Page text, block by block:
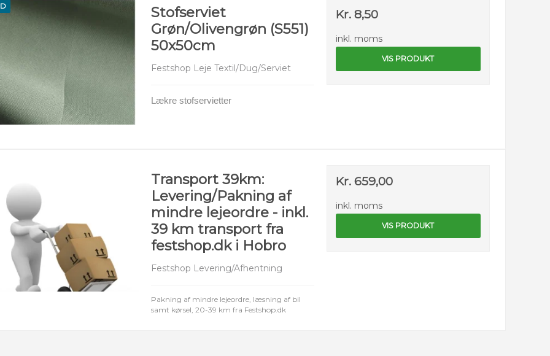
Stofserviet
Grøn/Olivengrøn (S551)
50x50cm
Festshop Leje Textil/Dug/Serviet
Lækre stofservietter
Kr. 8,50
inkl. moms
VIS PRODUKT
Transport 39km:
Levering/Pakning af
mindre lejeordre - inkl.
39 km transport fra
festshop.dk i Hobro
Festshop Levering/Afhentning
Pakning af mindre lejeordre, læsning af bil
samt kørsel, 20-39 km fra Festshop.dk
Kr. 659,00
inkl. moms
VIS PRODUKT